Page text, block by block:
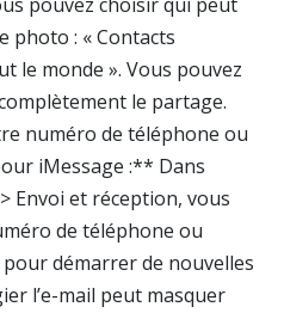
photo : « Contacts
le monde ». Vous pouvez
le partage.
numéro de téléphone ou
iMessage :** Dans
Envoi et réception, vous
de téléphone ou
démarrer de nouvelles
l’e-mail peut masquer